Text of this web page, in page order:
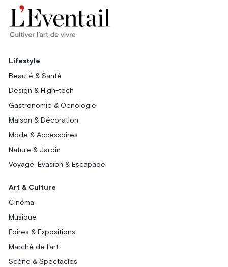
Lifestyle
Beauté & Santé
Design & High-tech
Gastronomie & Oenologie
Maison & Décoration
Mode & Accessoires
Nature & Jardin
Voyage, Évasion & Escapade
Art & Culture
Cinéma
Musique
Foires & Expositions
Marché de l'art
Scène & Spectacles